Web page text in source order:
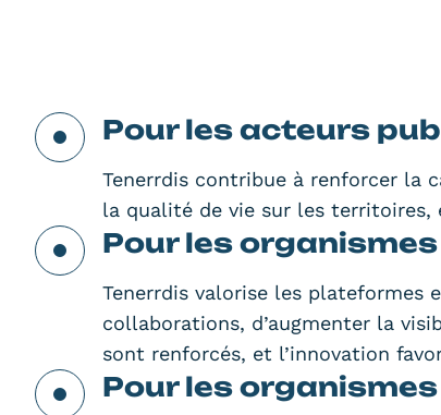
Pour les acteurs
Tenerrdis contribue à renforcer la
la qualité de vie sur les territoires,
Pour les
Tenerrdis valorise les plateformes
collaborations, d’augmenter la
sont renforcés, et l’innovation
Pour les